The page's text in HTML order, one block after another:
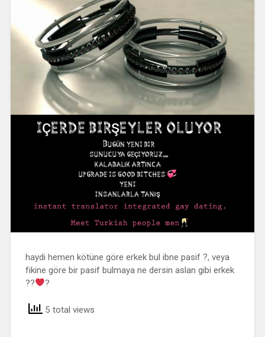
haydi hemen kötüne göre erkek bul ibne pasif ?, veya
fikine göre bir pasif bulmaya ne dersin aslan gibi erkek
??
?
5 total views